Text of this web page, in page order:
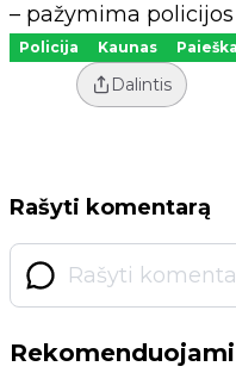
– pažymima
Policija Kaunas Paieška
Dalintis
Rašyti komentarą